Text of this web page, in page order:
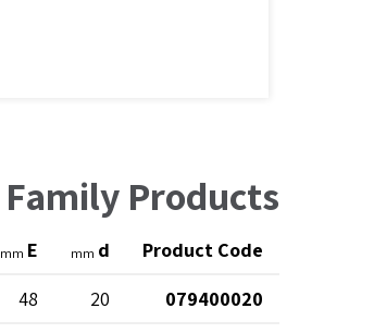
Family Products
Product Code
d
mm
E
mm
079400020
20
48